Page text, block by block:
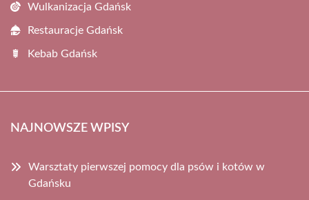
Wulkanizacja Gdańsk
Restauracje Gdańsk
Kebab Gdańsk
NAJNOWSZE WPISY
Warsztaty pierwszej pomocy dla psów i kotów w
Gdańsku